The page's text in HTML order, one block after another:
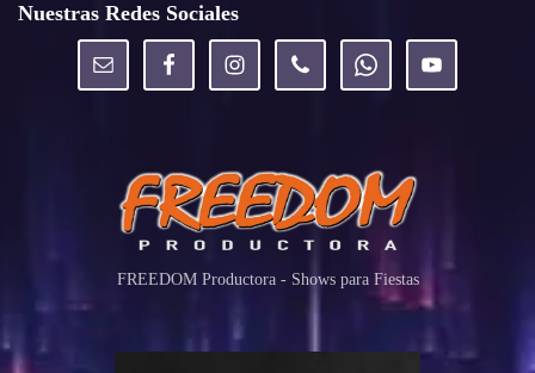
Nuestras Redes Sociales
FREEDOM Productora - Shows para Fiestas